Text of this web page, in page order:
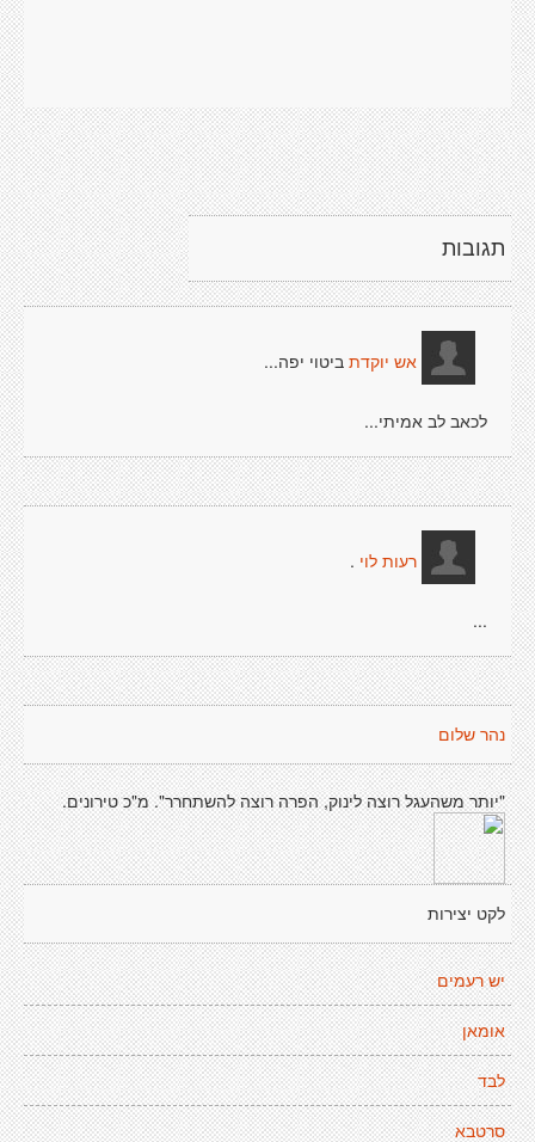
תגובות
אש יוקדת ביטוי יפה...
לכאב לב אמיתי...
רעות לוי .
...
נהר שלום
"יותר משהעגל רוצה לינוק, הפרה רוצה להשתחרר". מ"כ טירונים.
לקט יצירות
יש רעמים
אומאן
לבד
סרטבא